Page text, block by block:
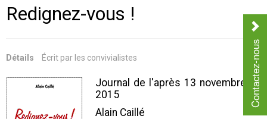
Redignez-vous !
Détails Écrit par les convivialistes
Journal de l'après 13 novembre
2015
Alain Caillé
Contactez-nous